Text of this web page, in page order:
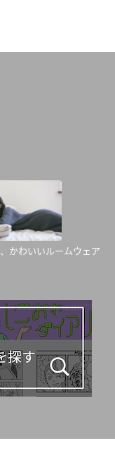
かわいいルームウェア